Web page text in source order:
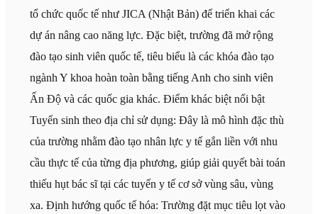
tổ chức quốc tế như JICA (Nhật Bản) để triển khai các
dự án nâng cao năng lực. Đặc biệt, trường đã mở rộng
đào tạo sinh viên quốc tế, tiêu biểu là các khóa đào tạo
ngành Y khoa hoàn toàn bằng tiếng Anh cho sinh viên
Ấn Độ và các quốc gia khác. Điểm khác biệt nổi bật
Tuyển sinh theo địa chỉ sử dụng: Đây là mô hình đặc thù
của trường nhằm đào tạo nhân lực y tế gắn liền với nhu
cầu thực tế của từng địa phương, giúp giải quyết bài toán
thiếu hụt bác sĩ tại các tuyến y tế cơ sở vùng sâu, vùng
xa. Định hướng quốc tế hóa: Trường đặt mục tiêu lọt vào